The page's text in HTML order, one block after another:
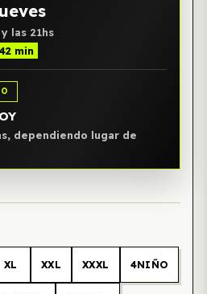
las 21hs
min
dependiendo lugar de
XL XXL XXXL 4NIÑO